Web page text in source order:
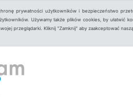
prywatności użytkowników i bezpieczeństwo
Używamy także plików cookies, by ułatwić
przeglądarki. Kliknij "Zamknij" aby zaakceptować